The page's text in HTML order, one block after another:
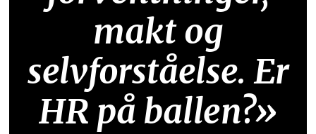
makt og
selvforståelse. Er
HR på ballen?»